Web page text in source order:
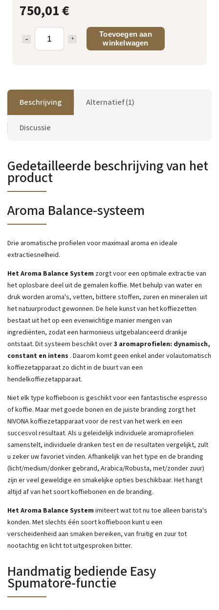
750,01 €
Toevoegen aan
winkelwagen
Beschrijving Alternatief (1)
Discussie
Gedetailleerde beschrijving van het
product
Aroma Balance-systeem
Drie aromatische profielen voor maximaal aroma en ideale
extractiesnelheid.
Het Aroma Balance System zorgt voor een optimale extractie van
het oplosbare deel uit de gemalen koffie. Met behulp van water en
druk worden aroma's, vetten, bittere stoffen, zuren en mineralen uit
het natuurproduct gewonnen. De hele kunst van het koffiezetten
bestaat uit het op een evenwichtige manier mengen van
ingrediënten, zodat een harmonieus uitgebalanceerd drankje
ontstaat. Dit systeem beschikt over3 aromaprofielen: dynamisch,
constant en intens . Daarom komt geen enkel ander volautomatisch
koffiezetapparaat zo dicht in de buurt van een
hendelkoffiezetapparaat.
Niet elk type koffieboon is geschikt voor een fantastische espresso
of koffie. Maar met goede bonen en de juiste branding zorgt het
NIVONA koffiezetapparaat voor de rest van het werk en een
succesvol resultaat. Als u geleidelijk individuele aromaprofielen
samenstelt, individuele dranken test en de resultaten vergelijkt, zult
u zeker uw favoriet vinden. Afhankelijk van het type en de branding
(licht/medium/donker gebrand, Arabica/Robusta, met/zonder zuur)
zijn er veel geweldige en smakelijke opties beschikbaar. Het hangt
altijd af van het soort koffiebonen en de branding.
Het Aroma Balance System imiteert wat tot nu toe alleen barista's
konden. Met slechts één soort koffieboon kunt u een
verscheidenheid aan smaken bereiken, van fruitig en zuur tot
nootachtig en licht tot uitgesproken bitter.
Handmatig bediende Easy
Spumatore-functie